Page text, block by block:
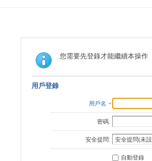
您需要先登錄才能繼續本操作
用戶登錄
用戶名
密碼:
安全提問:
自動登錄